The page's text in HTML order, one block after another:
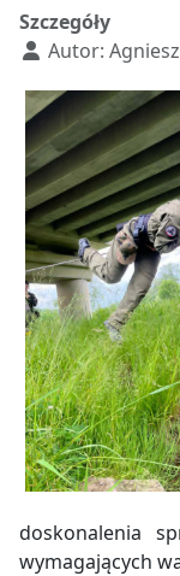
Szczegóły
Autor:
doskonalenia
wymagających